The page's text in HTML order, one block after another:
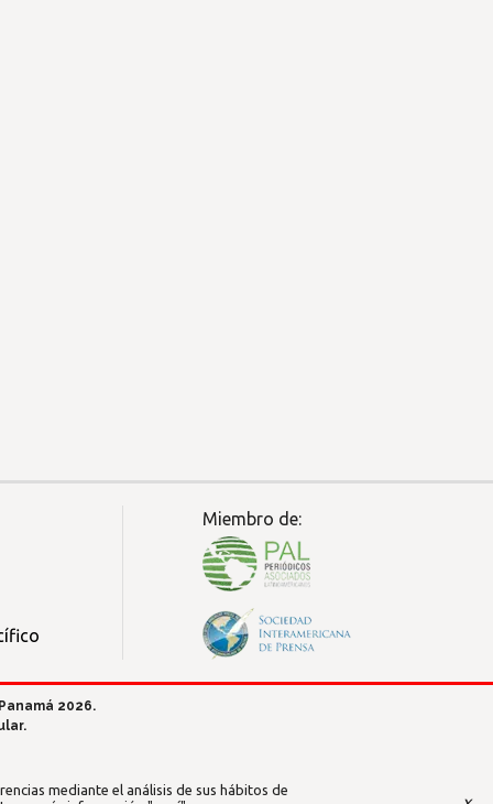
Miembro de:
2026.
mediante el análisis de sus hábitos de